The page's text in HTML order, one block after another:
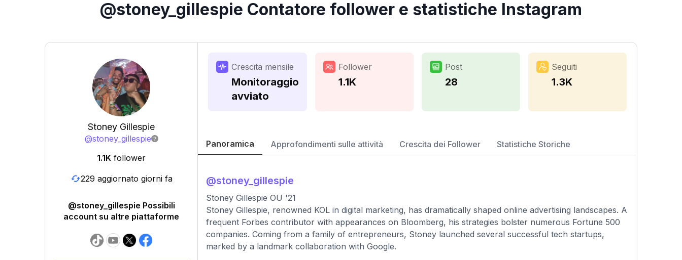
@stoney_gillespie Contatore follower e statistiche Instagram
Stoney Gillespie
@stoney_gillespie
1.1K follower
229 aggiornato giorni fa
@stoney_gillespie Possibili
account su altre piattaforme
Crescita mensile
Monitoraggio
avviato
Follower
1.1K
Post
28
Seguiti
1.3K
Panoramica Approfondimenti sulle attività Crescita dei Follower Statistiche Storiche
@stoney_gillespie
Stoney Gillespie OU '21
Stoney Gillespie, renowned KOL in digital marketing, has dramatically shaped online advertising landscapes. A
frequent Forbes contributor with appearances on Bloomberg, his strategies bolster numerous Fortune 500
companies. Coming from a family of entrepreneurs, Stoney launched several successful tech startups,
marked by a landmark collaboration with Google.